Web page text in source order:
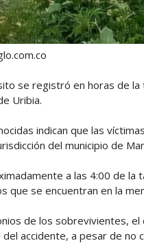
se registró en horas de
Uribia.
indican que las
del municipio de
a las 4:00 de
que se encuentran en la
de los sobrevivientes, el
accidente, a pesar de